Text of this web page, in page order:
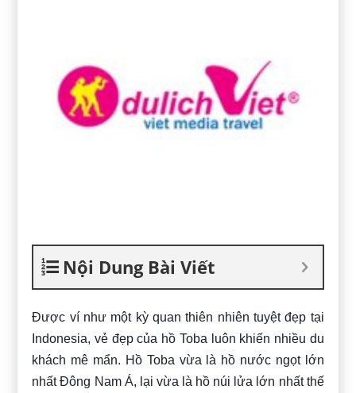
Nội Dung Bài Viết
Được ví như một kỳ quan thiên nhiên tuyệt đẹp tại
Indonesia, vẻ đẹp của hồ Toba luôn khiến nhiều du
khách mê mẩn. Hồ Toba vừa là hồ nước ngọt lớn
nhất Đông Nam Á, lại vừa là hồ núi lửa lớn nhất thế